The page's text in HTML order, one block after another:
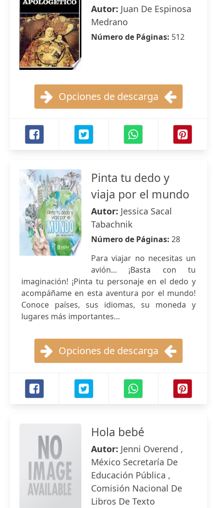
Autor: Juan De Espinosa
Medrano
Número de Páginas: 512
Opciones de descarga
Pinta tu dedo y
viaja por el mundo
Autor: Jessica Sacal
Tabachnik
Número de Páginas: 28
Para viajar no necesitas un
avión... ¡Basta con tu
imaginación! ¡Pinta tu personaje en el dedo y
acompáñame en esta aventura por el mundo!
Conoce países, sus idiomas, su moneda y
lugares más importantes…
Opciones de descarga
Hola bebé
Autor: Jenni Overend ,
México Secretaría De
Educación Pública ,
Comisión Nacional De
Libros De Texto